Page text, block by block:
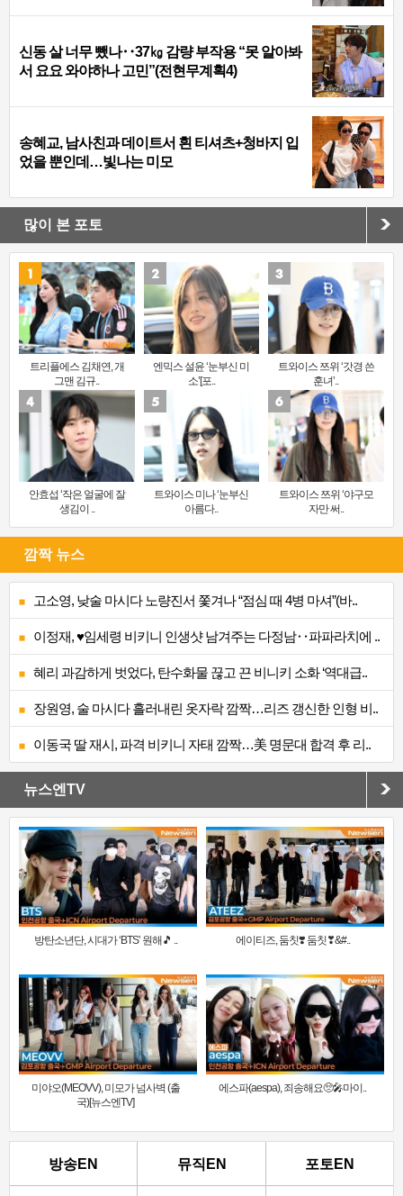
신동 살 너무 뺐나‥37㎏ 감량 부작용 “못 알아봐
서 요요 와야하나 고민”(전현무계획4)
송혜교, 남사친과 데이트서 흰 티셔츠+청바지 입
었을 뿐인데…빛나는 미모
많이 본 포토
트리플에스 김채연, 개
그맨 김규..
엔믹스 설윤 ‘눈부신 미
소’[포..
트와이스 쯔위 ‘갓경 쓴
훈녀’..
안효섭 ‘작은 얼굴에 잘
생김이 ..
트와이스 미나 ‘눈부신
아름다..
트와이스 쯔위 ‘야구모
자만 써..
깜짝 뉴스
고소영, 낮술 마시다 노량진서 쫓겨나 “점심 때 4병 마셔”(바..
이정재, ♥임세령 비키니 인생샷 남겨주는 다정남‥파파라치에 ..
혜리 과감하게 벗었다, 탄수화물 끊고 끈 비니키 소화 ‘역대급..
장원영, 술 마시다 흘러내린 옷자락 깜짝…리즈 갱신한 인형 비..
이동국 딸 재시, 파격 비키니 자태 깜짝…美 명문대 합격 후 리..
뉴스엔TV
방탄소년단, 시대가 ‘BTS’ 원해🎵 .. 에이티즈, 둠칫❣️ 둠칫❣&#..
미야오(MEOVV), 미모가 넘사벽 (출
국)[뉴스엔TV]
에스파(aespa), 죄송해요🥺🎤마이..
방송EN 뮤직EN 포토EN